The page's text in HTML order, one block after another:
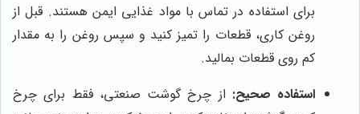
برای استفاده در تماس با مواد غذایی ایمن هستند. قبل از
روغن کاری، قطعات را تمیز کنید و سپس روغن را به مقدار
کم روی قطعات بمالید.
استفاده صحیح: از چرخ گوشت صنعتی، فقط برای چرخ